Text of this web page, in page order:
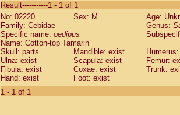
CebidaeSaguinus labiatus(0)
Cebidae Saguinus leucopus (0)
Cebidae
CebidaeSaguinus mystax
Cebidae Saguinus nigricollis (0)
Cebidae Saguinus oedipus
Cebidae Saguinus weddelli
Cebidae Saguinusspp.
Cebidae
Result-----------1 - 1 of 1
No: 02220
Sex: M
Age:
Family: Cebidae
Genus:
Specific name: oedipus
Name: Cotton-top Tamarin
Skull: parts
Mandible: exist
Ulna: exist
Scapula: exist
Femur:
Fibula: exist
Coxae: exist
Trunk:
Hand: exist
Foot: exist
1 - 1 of 1